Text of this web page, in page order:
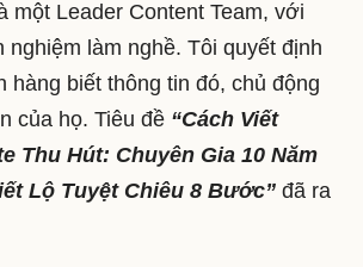
một Leader Content Team, với
nghiệm làm nghề. Tôi quyết định
hàng biết thông tin đó, chủ động
của họ. Tiêu đề “Cách Viết
Thu Hút: Chuyên Gia 10 Năm
Lộ Tuyệt Chiêu 8 Bước” đã ra